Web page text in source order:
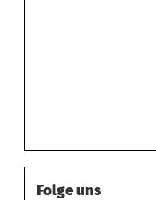
Folge uns